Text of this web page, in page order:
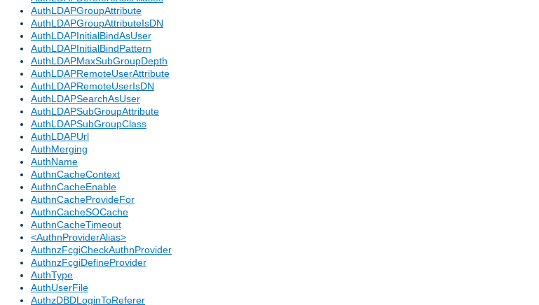
AuthLDAPGroupAttribute
AuthLDAPGroupAttributeIsDN
AuthLDAPInitialBindAsUser
AuthLDAPInitialBindPattern
AuthLDAPMaxSubGroupDepth
AuthLDAPRemoteUserAttribute
AuthLDAPRemoteUserIsDN
AuthLDAPSearchAsUser
AuthLDAPSubGroupAttribute
AuthLDAPSubGroupClass
AuthLDAPUrl
AuthMerging
AuthName
AuthnCacheContext
AuthnCacheEnable
AuthnCacheProvideFor
AuthnCacheSOCache
AuthnCacheTimeout
<AuthnProviderAlias>
AuthnzFcgiCheckAuthnProvider
AuthnzFcgiDefineProvider
AuthType
AuthUserFile
AuthzDBDLoginToReferer